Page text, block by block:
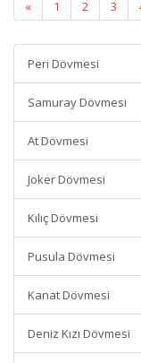
« 1 2 3
Peri Dövmesi
Samuray Dövmesi
At Dövmesi
Joker Dövmesi
Kılıç Dövmesi
Pusula Dövmesi
Kanat Dövmesi
Deniz Kızı Dövmesi